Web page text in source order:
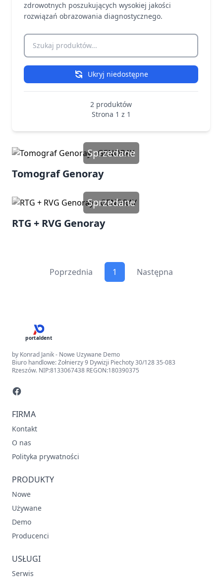
zdrowotnych poszukujących wysokiej jakości
rozwiązań obrazowania diagnostycznego.
Szukaj produktów
Ukryj niedostępne
2 produktów
Strona 1 z 1
Sprzedane
Tomograf Genoray
Sprzedane
RTG + RVG Genoray
Poprzednia 1 Następna
portaldent
by Konrad Janik - Nowe Uzywane Demo
Biuro handlowe: Żołnierzy 9 Dywizji Piechoty 30/128 35-083
Rzeszów. NIP:8133067438 REGON:180390375
FIRMA
Kontakt
O nas
Polityka prywatności
PRODUKTY
Nowe
Używane
Demo
Producenci
USŁUGI
Serwis